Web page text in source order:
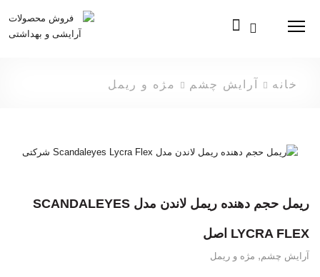
Menu
خانه آرایش چشم مژه و ریمل
ریمل حجم دهنده ریمل لاندن مدل SCANDALEYES
LYCRA FLEX اصل
آرایش چشم , مژه و ریمل